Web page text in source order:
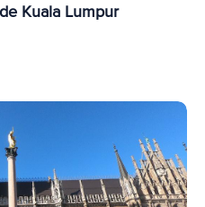
Kuala Lumpur